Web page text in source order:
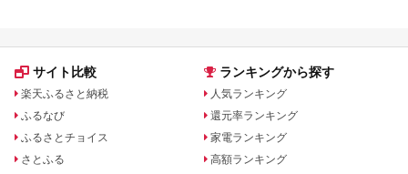
サイト比較
楽天ふるさと納税
ふるなび
ふるさとチョイス
さとふる
ランキングから探す
人気ランキング
還元率ランキング
家電ランキング
高額ランキング